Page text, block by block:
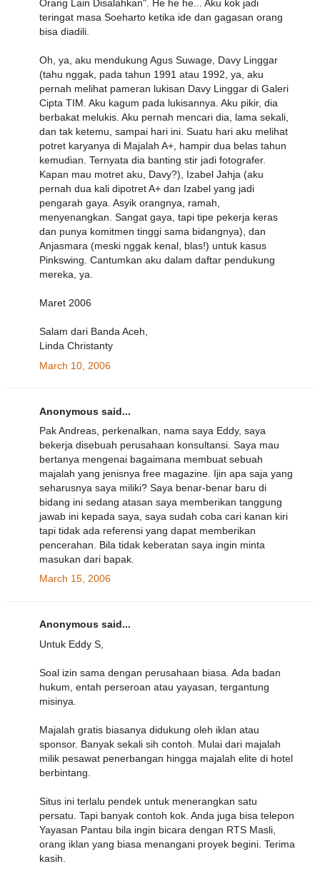
Orang Lain Disalahkan". He he he... Aku kok jadi
teringat masa Soeharto ketika ide dan gagasan orang
bisa diadili.
Oh, ya, aku mendukung Agus Suwage, Davy Linggar
(tahu nggak, pada tahun 1991 atau 1992, ya, aku
pernah melihat pameran lukisan Davy Linggar di Galeri
Cipta TIM. Aku kagum pada lukisannya. Aku pikir, dia
berbakat melukis. Aku pernah mencari dia, lama sekali,
dan tak ketemu, sampai hari ini. Suatu hari aku melihat
potret karyanya di Majalah A+, hampir dua belas tahun
kemudian. Ternyata dia banting stir jadi fotografer.
Kapan mau motret aku, Davy?), Izabel Jahja (aku
pernah dua kali dipotret A+ dan Izabel yang jadi
pengarah gaya. Asyik orangnya, ramah,
menyenangkan. Sangat gaya, tapi tipe pekerja keras
dan punya komitmen tinggi sama bidangnya), dan
Anjasmara (meski nggak kenal, blas!) untuk kasus
Pinkswing. Cantumkan aku dalam daftar pendukung
mereka, ya.
Maret 2006
Salam dari Banda Aceh,
Linda Christanty
March 10, 2006
Anonymous said...
Pak Andreas, perkenalkan, nama saya Eddy, saya
bekerja disebuah perusahaan konsultansi. Saya mau
bertanya mengenai bagaimana membuat sebuah
majalah yang jenisnya free magazine. Ijin apa saja yang
seharusnya saya miliki? Saya benar-benar baru di
bidang ini sedang atasan saya memberikan tanggung
jawab ini kepada saya, saya sudah coba cari kanan kiri
tapi tidak ada referensi yang dapat memberikan
pencerahan. Bila tidak keberatan saya ingin minta
masukan dari bapak.
March 15, 2006
Anonymous said...
Untuk Eddy S,
Soal izin sama dengan perusahaan biasa. Ada badan
hukum, entah perseroan atau yayasan, tergantung
misinya.
Majalah gratis biasanya didukung oleh iklan atau
sponsor. Banyak sekali sih contoh. Mulai dari majalah
milik pesawat penerbangan hingga majalah elite di hotel
berbintang.
Situs ini terlalu pendek untuk menerangkan satu
persatu. Tapi banyak contoh kok. Anda juga bisa telepon
Yayasan Pantau bila ingin bicara dengan RTS Masli,
orang iklan yang biasa menangani proyek begini. Terima
kasih.